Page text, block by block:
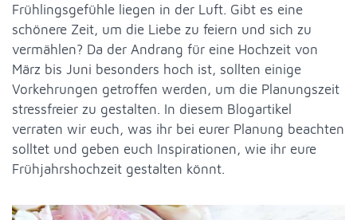
Frühlingsgefühle liegen in der Luft. Gibt es eine
schönere Zeit, um die Liebe zu feiern und sich zu
vermählen? Da der Andrang für eine Hochzeit von
März bis Juni besonders hoch ist, sollten einige
Vorkehrungen getroffen werden, um die Planungszeit
stressfreier zu gestalten. In diesem Blogartikel
verraten wir euch, was ihr bei eurer Planung beachten
solltet und geben euch Inspirationen, wie ihr eure
Frühjahrshochzeit gestalten könnt.